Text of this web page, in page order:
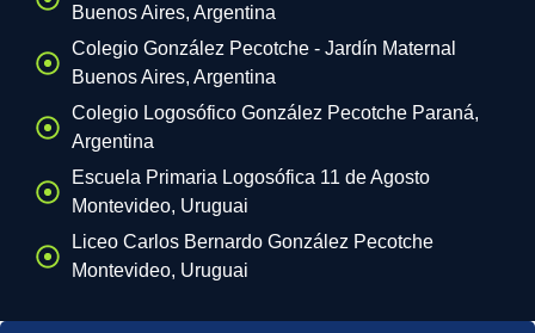
Buenos Aires, Argentina
Colegio González Pecotche - Jardín Maternal
Buenos Aires, Argentina
Colegio Logosófico González Pecotche Paraná,
Argentina
Escuela Primaria Logosófica 11 de Agosto
Montevideo, Uruguai
Liceo Carlos Bernardo González Pecotche
Montevideo, Uruguai